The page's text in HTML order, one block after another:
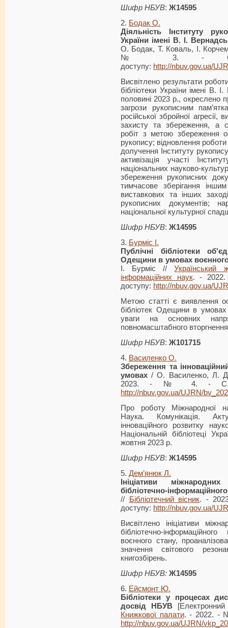
Шифр НБУВ: Ж14595
2. Бодак О.
Діяльність Інституту
України імені В. І.
О. Бодак, Т. Коваль, І.
№ 3. - С.
доступу: http://nbuv.gov.ua/
Висвітлено результати
бібліотеки України імені В.
половині 2023 р., окреслено
загрози рукописним
російської збройної агресії,
захисту та збереження, а
робіт з метою збереження
рукопису; відновлення
долучення Інституту
активізація участі
національних науково-
збереження рукописних
тимчасове зберігання
виставкових та інших
рукописних документів;
національної культурної
Шифр НБУВ: Ж14595
3. Бурміс І.
Публічні бібліотеки
Одещини в умовах воєнного
І. Бурміс //Український
інформаційних наук. -
доступу: http://nbuv.gov.ua/
Метою статті є виявлення
бібліотек Одещини в
уваги на основних
повномасштабного вторгнення
Шифр НБУВ: Ж101715
4. Василенко О.
Збереження та
умовах / О. Василенко, Л.
2023. - № 4. - С.
http://nbuv.gov.ua/UJRN/
Про роботу Міжнародної
Наука. Комунікація.
інноваційного розвитку
Національній бібліотеці
жовтня 2023 р.
Шифр НБУВ: Ж14595
5. Дем’янюк Л.
Ініціативи
бібліотечно-
//
Бібліотечний вісник. -
доступу: http://nbuv.gov.ua/
Висвітлено ініціативи
бібліотечно-
воєнного стану,
значення світового
книгозбірень.
Шифр НБУВ: Ж14595
6. Ейсмонт Ю.
Бібліотеки у процесах
досвід НБУВ
Книжкової палати. - 2022. -
http://nbuv.gov.ua/UJRN/